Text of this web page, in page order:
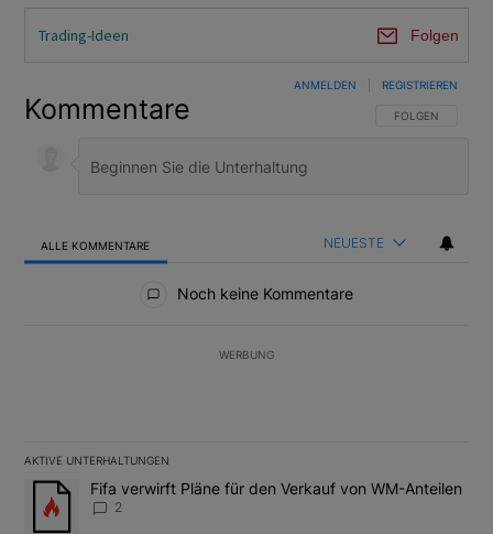
Trading-Ideen Folgen
Kommentare FOLGE DIESER
FOLGEN
ANMELDEN REGISTRIEREN
ALLE KOMMENTARE NEUESTE
Noch keine Kommentare
WERBUNG
AKTIVE UNTERHALTUNGEN
Das Folgende ist eine Liste der am meisten kommentierten
Ein Trendartikel mit dem Titel "Fifa verwirft Pläne für den
Fifa verwirft Pläne für den Verkauf von WM-Anteilen
2